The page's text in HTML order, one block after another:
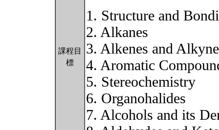
課程目
標
1. Structure and
2. Alkanes
3. Alkenes and
4. Aromatic
5. Stereochemistry
6. Organohalides
7. Alcohols and its